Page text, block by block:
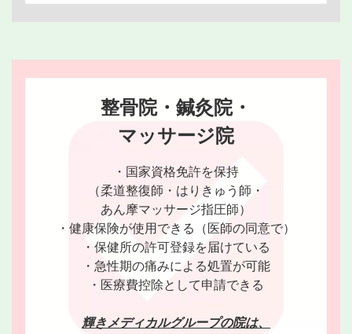
整骨院・鍼灸院・
マッサージ院
・国家資格免許を保持
（柔道整復師・はりきゅう師・
あん摩マッサージ指圧師）
・健康保険が使用できる（医師の同意で）
・保健所の許可登録を届けている
・急性期の痛みによる処置が可能
・医療費控除として申請できる
輝きメディカルグループの院は、